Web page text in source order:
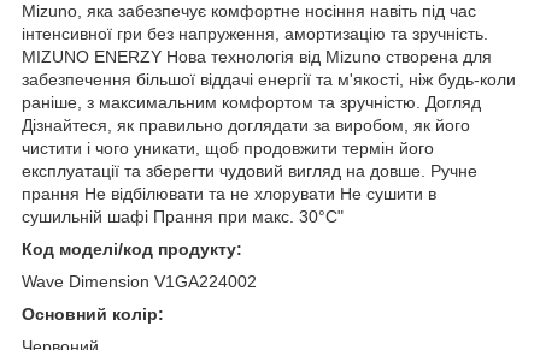
Mizuno, яка забезпечує комфортне носіння навіть під час
інтенсивної гри без напруження, амортизацію та зручність.
MIZUNO ENERZY Нова технологія від Mizuno створена для
забезпечення більшої віддачі енергії та м'якості, ніж будь-коли
раніше, з максимальним комфортом та зручністю. Догляд
Дізнайтеся, як правильно доглядати за виробом, як його
чистити і чого уникати, щоб продовжити термін його
експлуатації та зберегти чудовий вигляд на довше. Ручне
прання Не відбілювати та не хлорувати Не сушити в
сушильній шафі Прання при макс. 30°C"
Код моделі/код продукту:
Wave Dimension V1GA224002
Основний колір: